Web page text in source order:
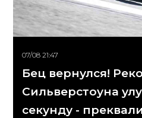
07/08 21:47
Бец вернулся!
Сильверстоуна
секунду -